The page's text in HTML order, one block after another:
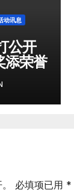
动讯息
公开
添荣誉
必填项已用 *